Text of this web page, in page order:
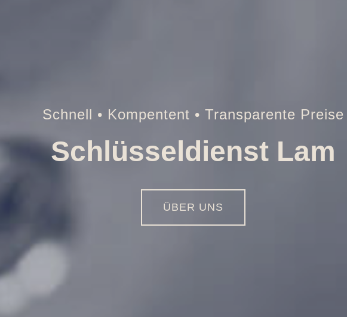
Tresor • Auto • Briefkasten • Brandschutztür
Öffnungen aller Art
01516 - 113 55 44